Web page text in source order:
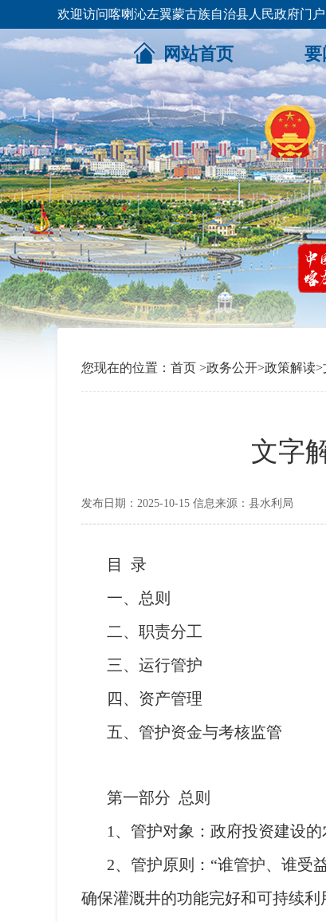
欢迎访问喀喇沁左翼蒙古族自治县人民政府门户
网站首页 要
您现在的位置： 首页 >政务公开>政策解读>
文字
发布日期：2025-10-15 信息来源：县水利局
目 录
一、总则
二、职责分工
三、运行管护
四、资产管理
五、管护资金与考核监管
第一部分 总则
1、管护对象：政府投资建设的
2、管护原则：“谁管护、谁受
确保灌溉井的功能完好和可持续利